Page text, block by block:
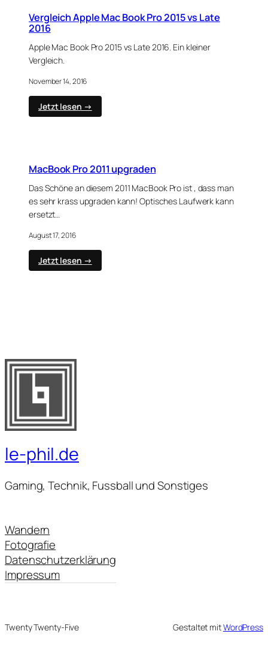
Vergleich Apple Mac Book Pro 2015 vs Late
2016
Apple Mac Book Pro 2015 vs Late 2016. Ein kleiner
Vergleich.
November 14, 2016
Jetzt lesen →
Vergleich
Pro
2015
vs
Late
2016
MacBook Pro 2011 upgraden
Das Schöne an diesem 2011 MacBook Pro ist , dass man
es sehr krass upgraden kann! Optisches Laufwerk kann
ersetzt…
August 17, 2016
Jetzt lesen →
MacBook
le-phil.de
Gaming, Technik, Fussball und Sonstiges
Wandern
Fotografie
Datenschutzerklärung
Impressum
Twenty Twenty-Five Gestaltet mitWordPress